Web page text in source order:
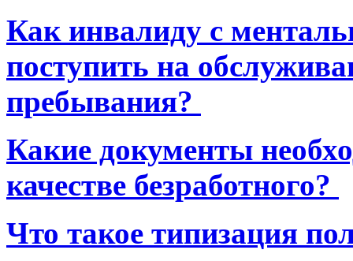
Как инвалиду с
поступить на
пребывания?
Какие документы
качестве безработного?
Что такое типизация